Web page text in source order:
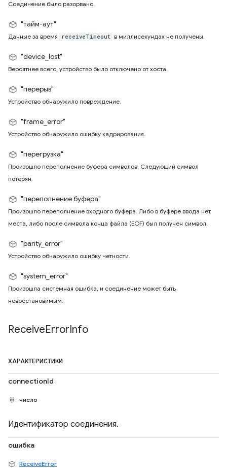
Соединение было разорвано.
"тайм-аут"
Данные за время receiveTimeout в миллисекундах не получены.
"device_lost"
Вероятнее всего, устройство было отключено от хоста.
"перерыв"
Устройство обнаружило повреждение.
"frame_error"
Устройство обнаружило ошибку кадрирования.
"перегрузка"
Произошло переполнение буфера символов. Следующий символ
потерян.
"переполнение буфера"
Произошло переполнение входного буфера. Либо в буфере ввода нет
места, либо после символа конца файла (EOF) был получен символ.
"parity_error"
Устройство обнаружило ошибку четности.
"system_error"
Произошла системная ошибка, и соединение может быть
невосстановимым.
ReceiveErrorInfo
ХАРАКТЕРИСТИКИ
connectionId
число
Идентификатор соединения.
ошибка
ReceiveError